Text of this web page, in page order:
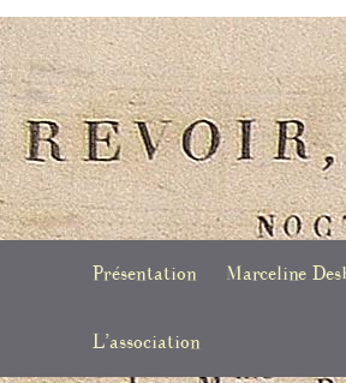
Société des études Marceline Desbordes-Valmore
au
Présentation
Actualités
Marceline
L’association